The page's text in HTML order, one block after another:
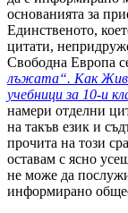
основанията за
Единственото,
цитати,
Свободна Европа
лъжата“. Как
учебници за 10-и
намери отделни
на такъв език и
прочита на този
оставам с ясно
не може да
информирано